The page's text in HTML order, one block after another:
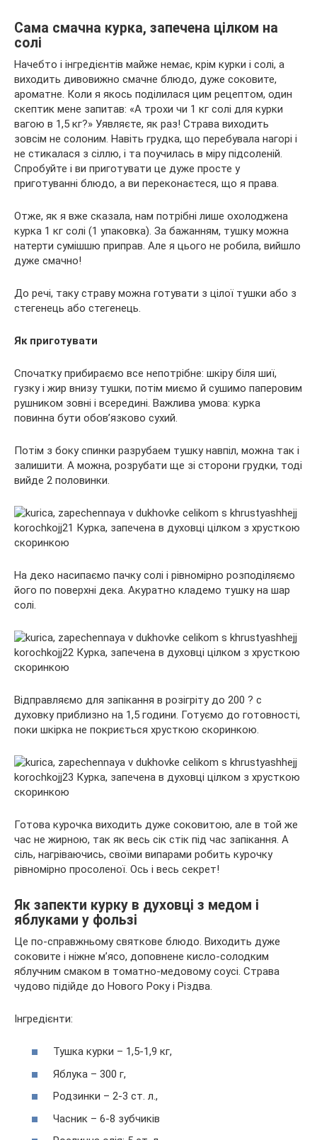
Сама смачна курка, запечена цілком на
солі
Начебто і інгредієнтів майже немає, крім курки і солі, а
виходить дивовижно смачне блюдо, дуже соковите,
ароматне. Коли я якось поділилася цим рецептом, один
скептик мене запитав: «А трохи чи 1 кг солі для курки
вагою в 1,5 кг?» Уявляєте, як раз! Страва виходить
зовсім не солоним. Навіть грудка, що перебувала нагорі і
не стикалася з сіллю, і та поучилась в міру підсоленій.
Спробуйте і ви приготувати це дуже просте у
приготуванні блюдо, а ви переконаєтеся, що я права.
Отже, як я вже сказала, нам потрібні лише охолоджена
курка 1 кг солі (1 упаковка). За бажанням, тушку можна
натерти сумішшю приправ. Але я цього не робила, вийшло
дуже смачно!
До речі, таку страву можна готувати з цілої тушки або з
стегенець або стегенець.
Як приготувати
Спочатку прибираємо все непотрібне: шкіру біля шиї,
гузку і жир внизу тушки, потім миємо й сушимо паперовим
рушником зовні і всередині. Важлива умова: курка
повинна бути обов’язково сухий.
Потім з боку спинки разрубаем тушку навпіл, можна так і
залишити. А можна, розрубати ще зі сторони грудки, тоді
вийде 2 половинки.
На деко насипаємо пачку солі і рівномірно розподіляємо
його по поверхні дека. Акуратно кладемо тушку на шар
солі.
Відправляємо для запікання в розігріту до 200 ? с
духовку приблизно на 1,5 години. Готуємо до готовності,
поки шкірка не покриється хрусткою скоринкою.
Готова курочка виходить дуже соковитою, але в той же
час не жирною, так як весь сік стік під час запікання. А
сіль, нагріваючись, своїми випарами робить курочку
рівномірно просоленої. Ось і весь секрет!
Як запекти курку в духовці з медом і
яблуками у фользі
Це по-справжньому святкове блюдо. Виходить дуже
соковите і ніжне м’ясо, доповнене кисло-солодким
яблучним смаком в томатно-медовому соусі. Страва
чудово підійде до Нового Року і Різдва.
Інгредієнти:
Тушка курки – 1,5-1,9 кг,
Яблука – 300 г,
Родзинки – 2-3 ст. л.,
Часник – 6-8 зубчиків